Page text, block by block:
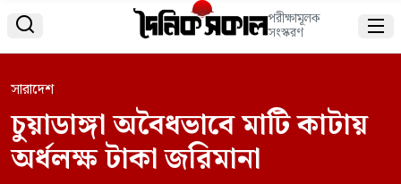
 পরীক্ষামূলক
সংস্করণ 
সারাদেশ
চুয়াডাঙ্গা অবৈধভাবে মাটি কাটায়
অর্ধলক্ষ টাকা জরিমানা